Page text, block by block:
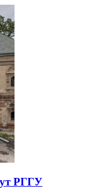
РГГУ